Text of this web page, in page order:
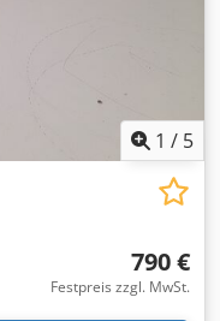
1 / 5
790 €
Festpreis zzgl. MwSt.